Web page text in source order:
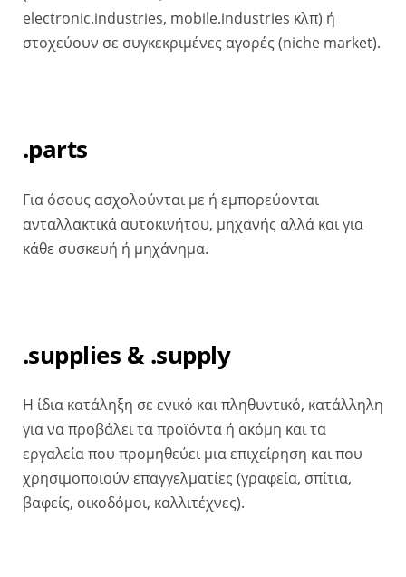
electronic.industries, mobile.industries κλπ) ή
στοχεύουν σε συγκεκριμένες αγορές (niche market).
.parts
Για όσους ασχολούνται με ή εμπορεύονται
ανταλλακτικά αυτοκινήτου, μηχανής αλλά και για
κάθε συσκευή ή μηχάνημα.
.supplies & .supply
Η ίδια κατάληξη σε ενικό και πληθυντικό, κατάλληλη
για να προβάλει τα προϊόντα ή ακόμη και τα
εργαλεία που προμηθεύει μια επιχείρηση και που
χρησιμοποιούν επαγγελματίες (γραφεία, σπίτια,
βαφείς, οικοδόμοι, καλλιτέχνες).